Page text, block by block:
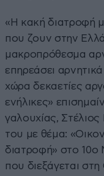
«Η κακή διατροφή
που ζουν στην
μακροπρόθεσμα
επηρεάσει
χώρα δεκαετίες
ενήλικες»
γαλουχίας,
του με θέμα:
διατροφή» στο 10ο
που διεξάγεται